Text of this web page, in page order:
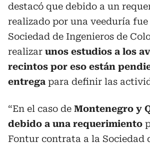
destacó que debido a un
realizado por una veeduría
Sociedad de Ingenieros de
realizar unos estudios a los
recintos por eso están
entrega para definir las
“En el caso de Montenegro y
debido a una requerimiento
Fontur contrata a la Sociedad